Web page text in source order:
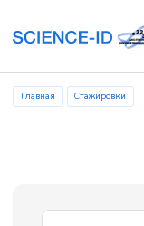
Главная Стажировки